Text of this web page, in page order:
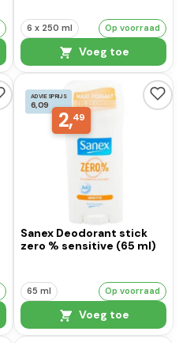
6 x 250 ml Op voorraad
Voeg toe
ADVIESPRIJS
6,09
2,49
Sanex Deodorant stick
zero % sensitive (65 ml)
65 ml Op voorraad
Voeg toe